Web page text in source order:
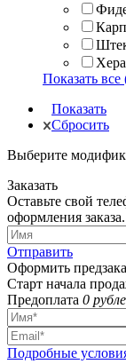
Показать все
Показать
Сбросить
Выберите
Заказать
Оставьте свой
оформления заказа.
Отправить
Оформить
Старт начала
Предоплата 0
Подробные